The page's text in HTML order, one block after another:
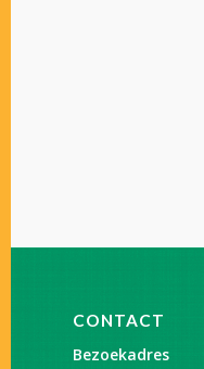
CONTACT
Bezoekadres